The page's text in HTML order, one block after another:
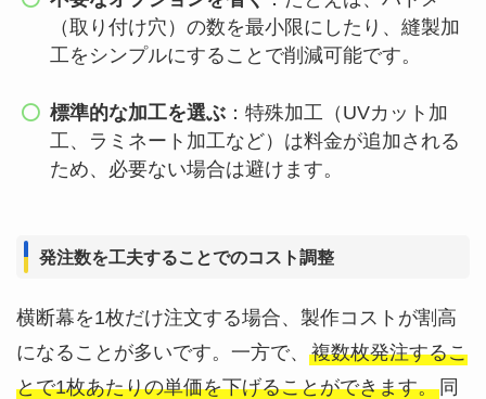
（取り付け穴）の数を最小限にしたり、縫製加
工をシンプルにすることで削減可能です。
標準的な加工を選ぶ ：特殊加工（UVカット加
工、ラミネート加工など）は料金が追加される
ため、必要ない場合は避けます。
発注数を工夫することでのコスト調整
横断幕を1枚だけ注文する場合、製作コストが割高
になることが多いです。一方で、 複数枚発注するこ
とで1枚あたりの単価を下げることができます。 同